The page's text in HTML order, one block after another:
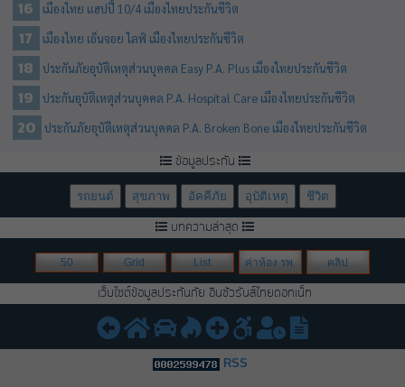
เมืองไทย แฮปปี้ 10/4 เมืองไทยประกันชีวิต
เมืองไทย เอ็นจอย ไลฟ์ เมืองไทยประกันชีวิต
ประกันภัยอุบัติเหตุส่วนบุคคล Easy P.A. Plus เมืองไทยประกันชีวิต
ประกันอุบัติเหตุส่วนบุคคล P.A. Hospital Care เมืองไทยประกันชีวิต
ประกันภัยอุบัติเหตุส่วนบุคคล P.A. Broken Bone เมืองไทยประกันชีวิต
ข้อมูลประกัน
รถยนต์ สุขภาพ อัคคีภัย อุบัติเหตุ ชีวิต
บทความล่าสุด
50 Grid List ค่าห้อง รพ. คลิป
เว็บไซต์ข้อมูลประกันภัย อินชัวรันส์ไทยดอทเน็ท
RSS